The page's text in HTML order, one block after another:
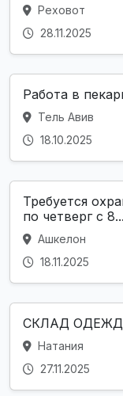
Реховот
28.11.2025
Работа в
Тель Авив
18.10.2025
Требуется
по четверг с 8...
Ашкелон
18.11.2025
СКЛАД
Натания
27.11.2025